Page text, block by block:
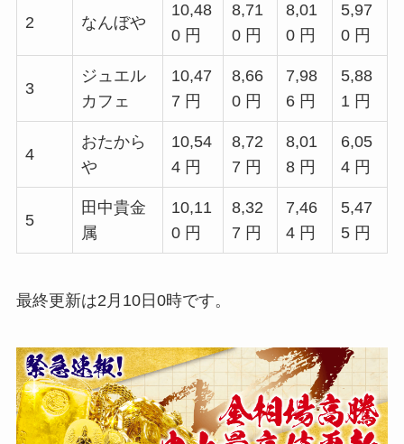
2 なんぼや
10,48
0 円
8,71
0 円
8,01
0 円
5,97
0 円
3
ジュエル
カフェ
10,47
7 円
8,66
0 円
7,98
6 円
5,88
1 円
4
おたから
や
10,54
4 円
8,72
7 円
8,01
8 円
6,05
4 円
5
田中貴金
属
10,11
0 円
8,32
7 円
7,46
4 円
5,47
5 円
最終更新は2月10日0時です。